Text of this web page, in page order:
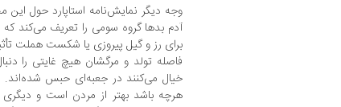
وجه دیگر نمایش‌نامه استاپارد حول این
آدم بدها گروه سومی را تعریف می‌کند
برای رز و گیل پیروزی یا شکست هملت
فاصله تولد و مرگشان هیچ غایتی را
خیال می‌کنند در جعبه‌ای حبس
هرچه باشد بهتر از مردن است و